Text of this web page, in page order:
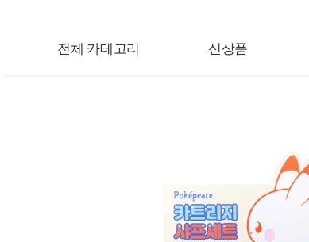
전체 카테고리 신상품